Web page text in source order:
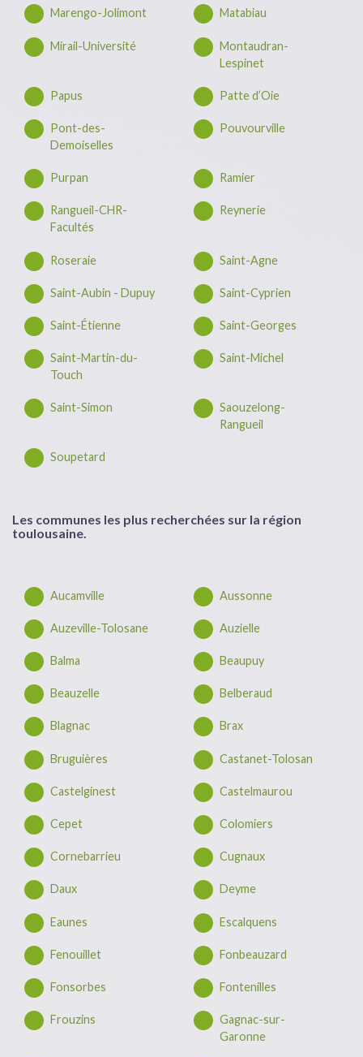
Marengo-Jolimont Matabiau
Mirail-Université
Montaudran-
Lespinet
Papus Patte d’Oie
Pont-des-
Demoiselles
Pouvourville
Purpan Ramier
Rangueil-CHR-
Facultés
Reynerie
Roseraie Saint-Agne
Saint-Aubin - Dupuy Saint-Cyprien
Saint-Étienne Saint-Georges
Saint-Martin-du-
Touch
Saint-Michel
Saint-Simon
Saouzelong-
Rangueil
Soupetard
Les communes les plus recherchées sur la région
toulousaine.
Aucamville Aussonne
Auzeville-Tolosane Auzielle
Balma Beaupuy
Beauzelle Belberaud
Blagnac Brax
Bruguières Castanet-Tolosan
Castelginest Castelmaurou
Cepet Colomiers
Cornebarrieu Cugnaux
Daux Deyme
Eaunes Escalquens
Fenouillet Fonbeauzard
Fonsorbes Fontenilles
Frouzins
Gagnac-sur-
Garonne